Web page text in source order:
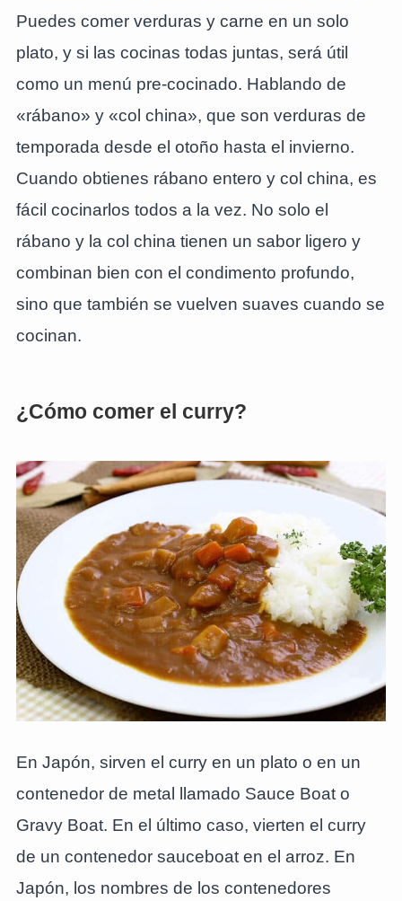
Puedes comer verduras y carne en un solo
plato, y si las cocinas todas juntas, será útil
como un menú pre-cocinado. Hablando de
«rábano» y «col china», que son verduras de
temporada desde el otoño hasta el invierno.
Cuando obtienes rábano entero y col china, es
fácil cocinarlos todos a la vez. No solo el
rábano y la col china tienen un sabor ligero y
combinan bien con el condimento profundo,
sino que también se vuelven suaves cuando se
cocinan.
¿Cómo comer el curry?
En Japón, sirven el curry en un plato o en un
contenedor de metal llamado Sauce Boat o
Gravy Boat. En el último caso, vierten el curry
de un contenedor sauceboat en el arroz. En
Japón, los nombres de los contenedores